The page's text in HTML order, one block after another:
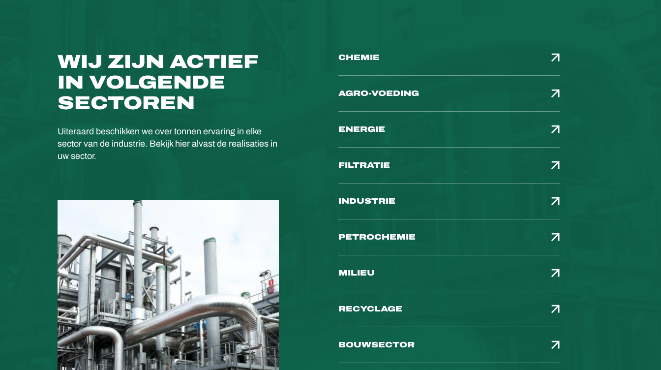
WIJ ZIJN ACTIEF
IN VOLGENDE
SECTOREN
Uiteraard beschikken we over tonnen ervaring in elke
sector van de industrie. Bekijk hier alvast de realisaties in
uw sector.
CHEMIE
AGRO-VOEDING
ENERGIE
FILTRATIE
INDUSTRIE
PETROCHEMIE
MILIEU
RECYCLAGE
BOUWSECTOR